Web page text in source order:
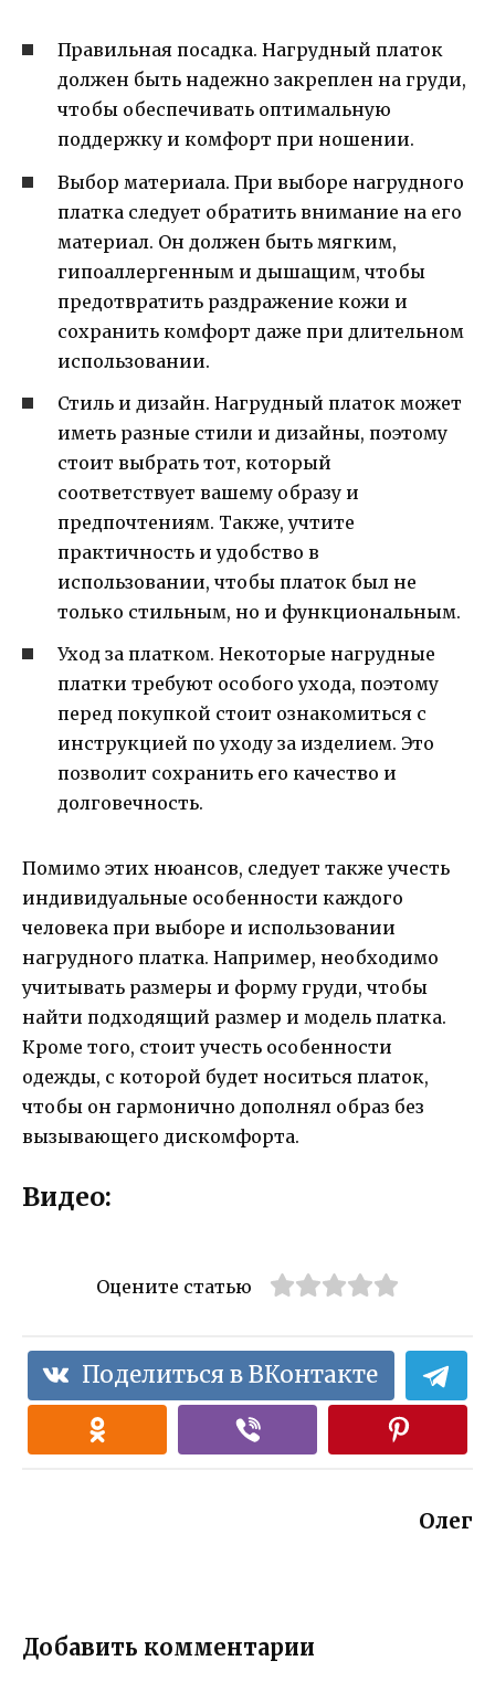
Правильная посадка. Нагрудный платок
должен быть надежно закреплен на груди,
чтобы обеспечивать оптимальную
поддержку и комфорт при ношении.
Выбор материала. При выборе нагрудного
платка следует обратить внимание на его
материал. Он должен быть мягким,
гипоаллергенным и дышащим, чтобы
предотвратить раздражение кожи и
сохранить комфорт даже при длительном
использовании.
Стиль и дизайн. Нагрудный платок может
иметь разные стили и дизайны, поэтому
стоит выбрать тот, который
соответствует вашему образу и
предпочтениям. Также, учтите
практичность и удобство в
использовании, чтобы платок был не
только стильным, но и функциональным.
Уход за платком. Некоторые нагрудные
платки требуют особого ухода, поэтому
перед покупкой стоит ознакомиться с
инструкцией по уходу за изделием. Это
позволит сохранить его качество и
долговечность.
Помимо этих нюансов, следует также учесть
индивидуальные особенности каждого
человека при выборе и использовании
нагрудного платка. Например, необходимо
учитывать размеры и форму груди, чтобы
найти подходящий размер и модель платка.
Кроме того, стоит учесть особенности
одежды, с которой будет носиться платок,
чтобы он гармонично дополнял образ без
вызывающего дискомфорта.
Видео:
Оцените статью
Поделиться в ВКонтакте
Олег
Добавить комментарии